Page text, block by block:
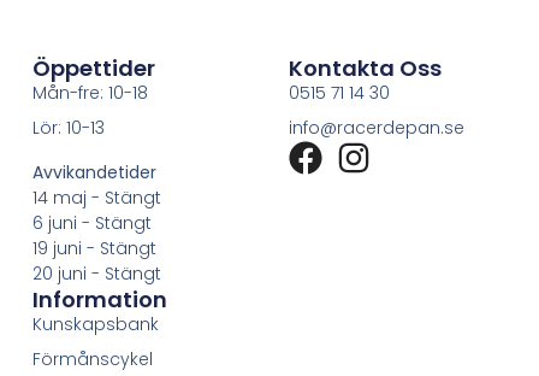
Öppettider
Mån-fre: 10-18
Lör: 10-13
Avvikandetider
14 maj - Stängt
6 juni - Stängt
19 juni - Stängt
20 juni - Stängt
Kontakta Oss
0515 71 14 30
info@racerdepan.se
Information
Kunskapsbank
Förmånscykel